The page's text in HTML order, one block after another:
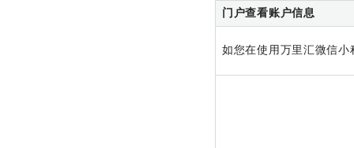
门户查看账户信息
如您在使用万里汇微信